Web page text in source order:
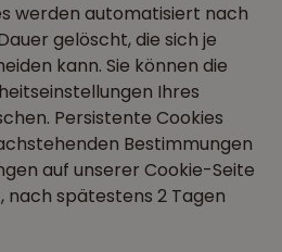
werden automatisiert nach
gelöscht, die sich je
kann. Sie können die
Ihres
Persistente Cookies
Bestimmungen
auf unserer Cookie-Seite
spätestens 2 Tagen